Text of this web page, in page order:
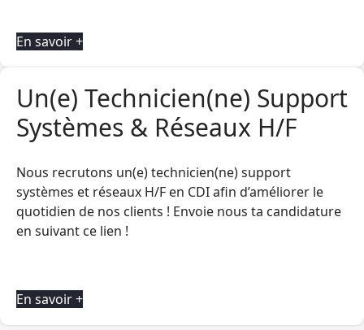
En savoir +
Un(e) Technicien(ne) Support
Systèmes & Réseaux H/F
Nous recrutons un(e) technicien(ne) support
systèmes et réseaux H/F en CDI afin d’améliorer le
quotidien de nos clients ! Envoie nous ta candidature
en suivant ce lien !
En savoir +